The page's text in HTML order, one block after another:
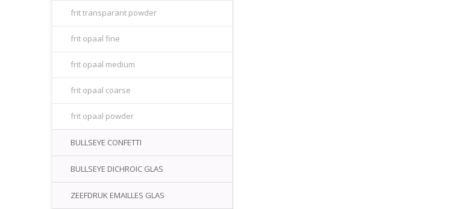
frit transparant powder
frit opaal fine
frit opaal medium
frit opaal coarse
frit opaal powder
BULLSEYE CONFETTI
BULLSEYE DICHROIC GLAS
ZEEFDRUK EMAILLES GLAS